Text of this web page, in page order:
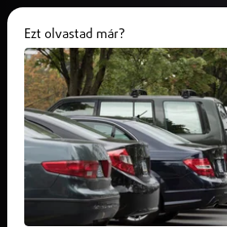
A Vármegyei
főigazgatója
István vádjait
2026. június 26.Helyi
Ezt olvastad már?